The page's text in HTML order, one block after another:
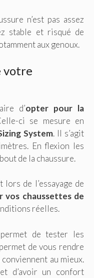
n’est pas assez
stable et risqué de
aux genoux.
votre
d’opter pour la
ci se mesure en
System. Il s’agit
En flexion les
de la chaussure.
lors de l’essayage de
vos chaussettes de
réelles.
de tester les
de vous rendre
au mieux.
d’avoir un confort